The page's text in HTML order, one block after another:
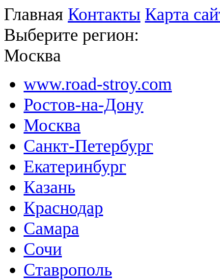
Главная Контакты Карта
Выберите регион:
Москва
www.road-stroy.com
Ростов-на-Дону
Москва
Санкт-Петербург
Екатеринбург
Казань
Краснодар
Самара
Сочи
Ставрополь